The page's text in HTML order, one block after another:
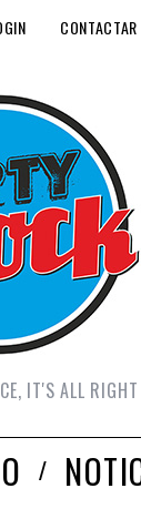
CONTACTAR
IT'S ALL RIGHT